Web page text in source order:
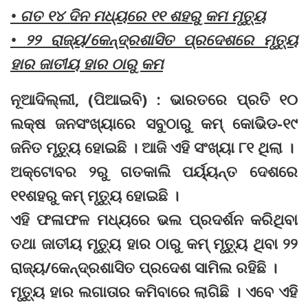
• ଗତ ୧୪ ଦିନ ମଧ୍ୟରେ ୧୧ ଶହରୁ କମ ମୃତ୍ୟୁ
• ୨୨ ରାଜ୍ୟ/କେନ୍ଦ୍ରଶାସିତ ପ୍ରଦେଶରେ ମୃତ୍ୟୁ
ହାର ଜାତୀୟ ହାର ଠାରୁ କମ
ନୂଆଦିଲ୍ଲୀ, (ପିଆଇବି) : ଭାରତରେ ପ୍ରତି ୧୦
ଲକ୍ଷ ଜନସଂଖ୍ୟାରେ ସବୁଠାରୁ କମ୍ କୋଭିଡ-୧୯
ଜନିତ ମୃତ୍ୟୁ ହୋଇଛି । ଆଜି ଏହି ସଂଖ୍ୟା ୮୧ ଥିଲା ।
ଅକ୍ଟୋବର ୨ରୁ ଗତକାଲି ପର୍ୟ୍ୟନ୍ତ ଦେଶରେ
୧୧ଶହରୁ କମ୍ ମୃତ୍ୟୁ ହୋଇଛି ।
ଏହି ଫଳାଫଳ ମଧ୍ୟରେ ଭଲ ପ୍ରଦର୍ଶନ କରିଥିବା
ତଥା ଜାତୀୟ ମୃତ୍ୟୁ ହାର ଠାରୁ କମ୍ ମୃତ୍ୟୁ ଥିବା ୨୨
ରାଜ୍ୟ/କେନ୍ଦ୍ରଶାସିତ ପ୍ରଦେଶ ସାମିଲ ରହିଛି ।
ମୃତ୍ୟୁ ହାର ଲଗାତାର କମିବାରେ ଲାଗିଛି । ଏବେ ଏହି